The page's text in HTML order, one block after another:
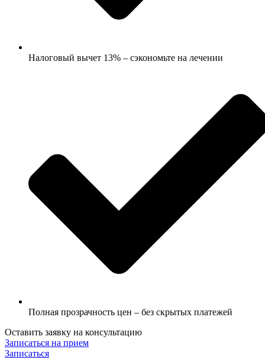
Налоговый вычет 13% – сэкономьте на лечении
Полная прозрачность цен – без скрытых платежей
Оставить заявку на консультацию
Записаться на прием
Записаться